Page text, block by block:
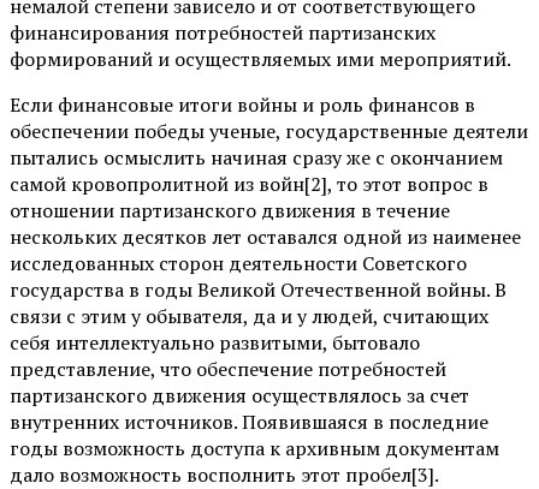
немалой степени зависело и от соответствующего
финансирования потребностей партизанских
формирований и осуществляемых ими мероприятий.
Если финансовые итоги войны и роль финансов в
обеспечении победы ученые, государственные деятели
пытались осмыслить начиная сразу же с окончанием
самой кровопролитной из войн[2], то этот вопрос в
отношении партизанского движения в течение
нескольких десятков лет оставался одной из наименее
исследованных сторон деятельности Советского
государства в годы Великой Отечественной войны. В
связи с этим у обывателя, да и у людей, считающих
себя интеллектуально развитыми, бытовало
представление, что обеспечение потребностей
партизанского движения осуществлялось за счет
внутренних источников. Появившаяся в последние
годы возможность доступа к архивным документам
дало возможность восполнить этот пробел[3].